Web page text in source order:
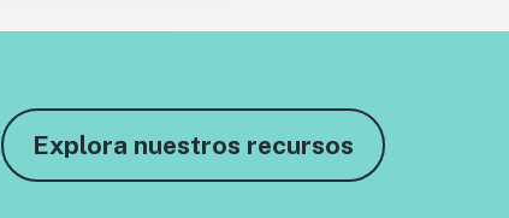
Explora nuestros recursos